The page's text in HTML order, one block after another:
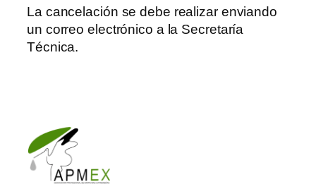
La cancelación se debe realizar enviando
un correo electrónico a la Secretaría
Técnica.